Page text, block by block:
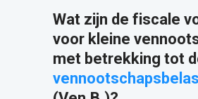
Wat zijn de fiscale
voor kleine
met betrekking tot